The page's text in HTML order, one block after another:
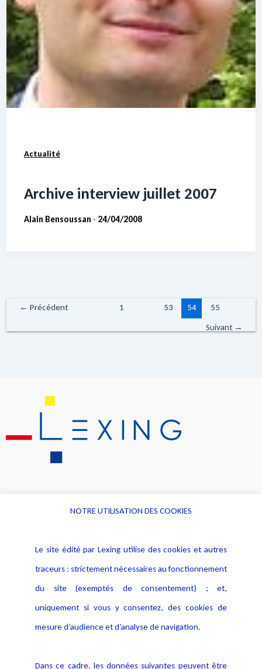
Actualité
Archive interview juillet 2007
Alain Bensoussan - 24/04/2008
← Précédent 1 53 54
55
Suivant →
Alerte professionnelle
Déclaration d'accessibilité
Notice Légale
Politique de protection des
données
Publications
NOTRE UTILISATION DES COOKIES
Le site édité par Lexing utilise des cookies et autres
traceurs : strictement nécessaires au fonctionnement
du site (exemptés de consentement) ; et,
uniquement si vous y consentez, des cookies de
mesure d’audience et d’analyse de navigation.
Dans ce cadre, les données suivantes peuvent être